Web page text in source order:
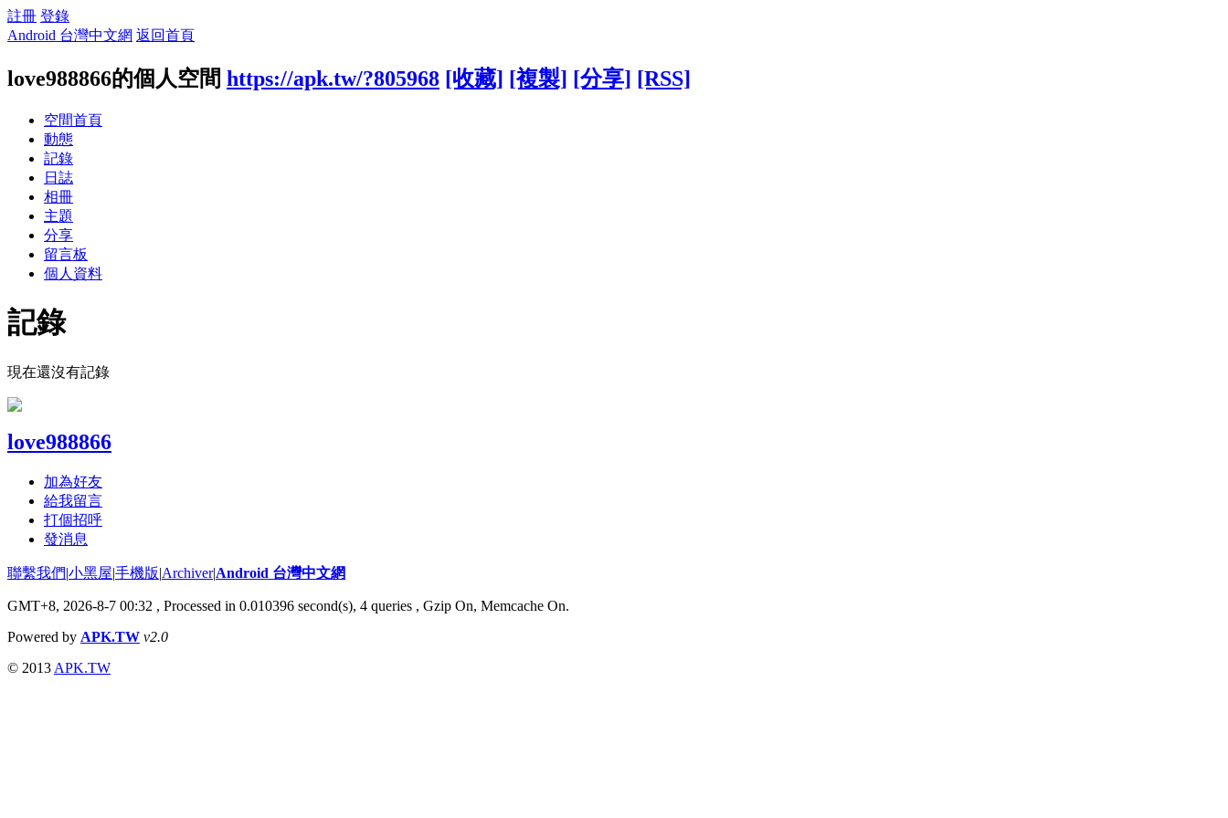
註冊 登錄
Android 台灣中文網 返回首頁
love988866的個人空間 https://apk.tw/?805968 [收藏] [複製] [分享] [RSS]
空間首頁
動態
記錄
日誌
相冊
主題
分享
留言板
個人資料
記錄
現在還沒有記錄
love988866
加為好友
給我留言
打個招呼
發消息
聯繫我們|小黑屋|手機版|Archiver|Android 台灣中文網
GMT+8, 2026-8-7 00:32 , Processed in 0.010396 second(s), 4 queries , Gzip On, Memcache On.
Powered by APK.TW v2.0
© 2013 APK.TW